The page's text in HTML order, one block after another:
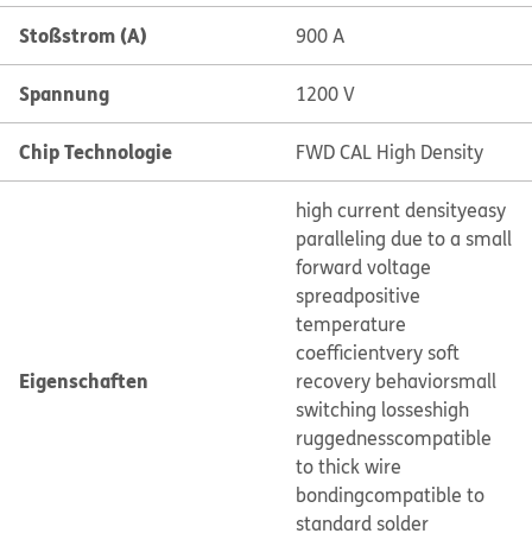
Stoßstrom (A) 900 A
Spannung 1200 V
Chip Technologie FWD CAL High Density
Eigenschaften
high current densityeasy
paralleling due to a small
forward voltage
spreadpositive
temperature
coefficientvery soft
recovery behaviorsmall
switching losseshigh
ruggednesscompatible
to thick wire
bondingcompatible to
standard solder